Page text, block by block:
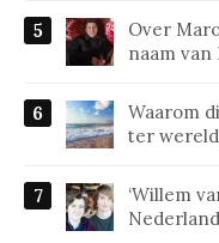
Over
naam
Waarom
ter
‘Willem